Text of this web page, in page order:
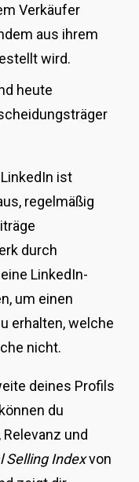
Verkäufer
aus ihrem
wird.
heute
ist
regelmäßig
durch
LinkedIn-
um einen
erhalten, welche
nicht.
deines Profils
du
und
Selling Indexvon